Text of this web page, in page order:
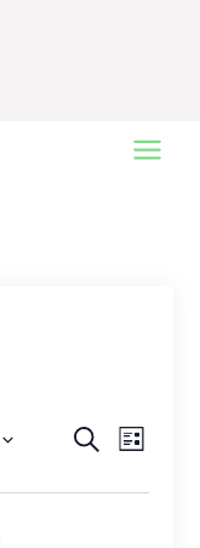
Main
Events
Search Event
Liste